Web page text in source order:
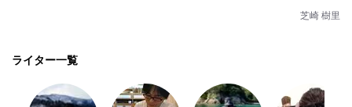
芝崎 樹里
ライター一覧